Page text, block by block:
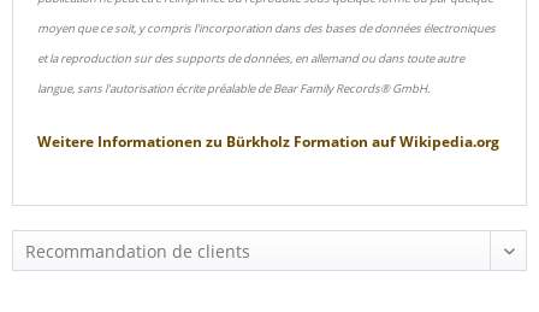
moyen que ce soit, y compris l'incorporation dans des bases de données électroniques
et la reproduction sur des supports de données, en allemand ou dans toute autre
langue, sans l'autorisation écrite préalable de Bear Family Records® GmbH.
Weitere Informationen zu Bürkholz Formation aufWikipedia.org